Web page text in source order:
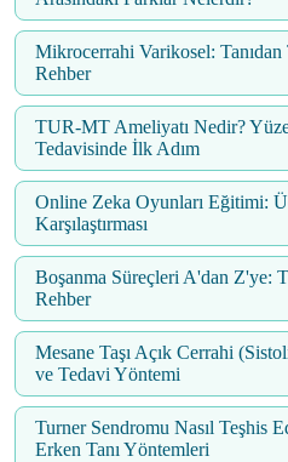
Mikrocerrahi Varikosel:
Rehber
TUR-MT Ameliyatı Nedir?
Tedavisinde İlk Adım
Online Zeka Oyunları Eğitimi:
Karşılaştırması
Boşanma Süreçleri A'dan Z'ye:
Rehber
Mesane Taşı Açık Cerrahi
ve Tedavi Yöntemi
Turner Sendromu Nasıl Teşhis
Erken Tanı Yöntemleri